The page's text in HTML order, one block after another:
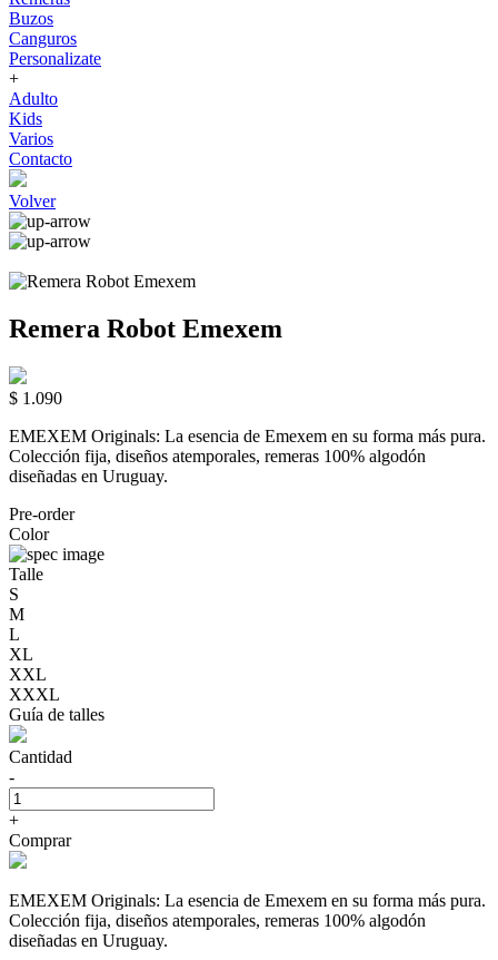
Buzos
Canguros
Personalizate
+
Adulto
Kids
Varios
Contacto
Volver
Remera Robot Emexem
$ 1.090
EMEXEM Originals: La esencia de Emexem en su forma más pura.
Colección fija, diseños atemporales, remeras 100% algodón
diseñadas en Uruguay.
Pre-order
Color
Talle
S
M
L
XL
XXL
XXXL
Guía de talles
Cantidad
-
+
Comprar
EMEXEM Originals: La esencia de Emexem en su forma más pura.
Colección fija, diseños atemporales, remeras 100% algodón
diseñadas en Uruguay.